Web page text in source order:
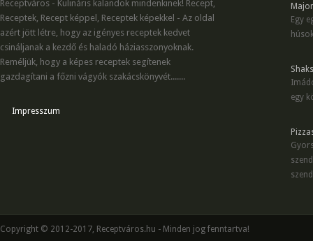
Receptváros - Kulináris kalandok mindenkinek! Recept,
Receptek, Recept képpel, Receptek képekkel - Az oldal
azért jött létre, hogy az igényes receptek kedvet
csináljanak a kezdő és haladó háziasszonyoknak.
Reméljük, hogy a képes receptek segítenek
gazdagítani a főzni vágyók szakácskönyvét.......
Impresszum
Egy
egy
Copyright © 2012-2017, Receptváros.hu - Minden jog fenntartva!